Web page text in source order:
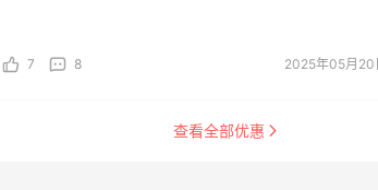
7 8 2025年05月20
查看全部优惠